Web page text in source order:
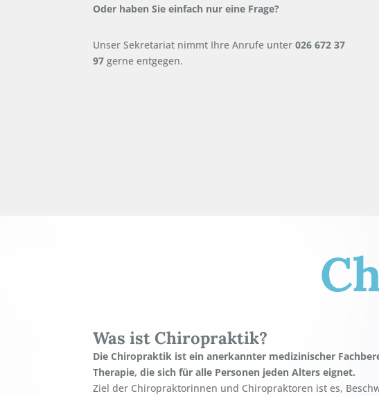
Oder haben Sie einfach nur eine Frage?
Unser Sekretariat nimmt Ihre Anrufe unter026 672 37
97 gerne entgegen.
Was ist Chiropraktik?
Die Chiropraktik ist ein anerkannter medizinischer
Therapie, die sich für alle Personen jeden Alters eignet.
Ziel der Chiropraktorinnen und Chiropraktoren ist es,